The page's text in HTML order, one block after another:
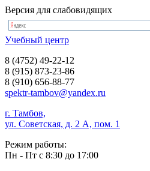
Версия для слабовидящих
Учебный центр
8 (4752) 49-22-12
8 (915) 873-23-86
8 (910) 656-88-77
spektr-tambov@yandex.ru
г. Тамбов,
ул. Советская, д. 2 А, пом. 1
Режим работы:
Пн - Пт с 8:30 до 17:00